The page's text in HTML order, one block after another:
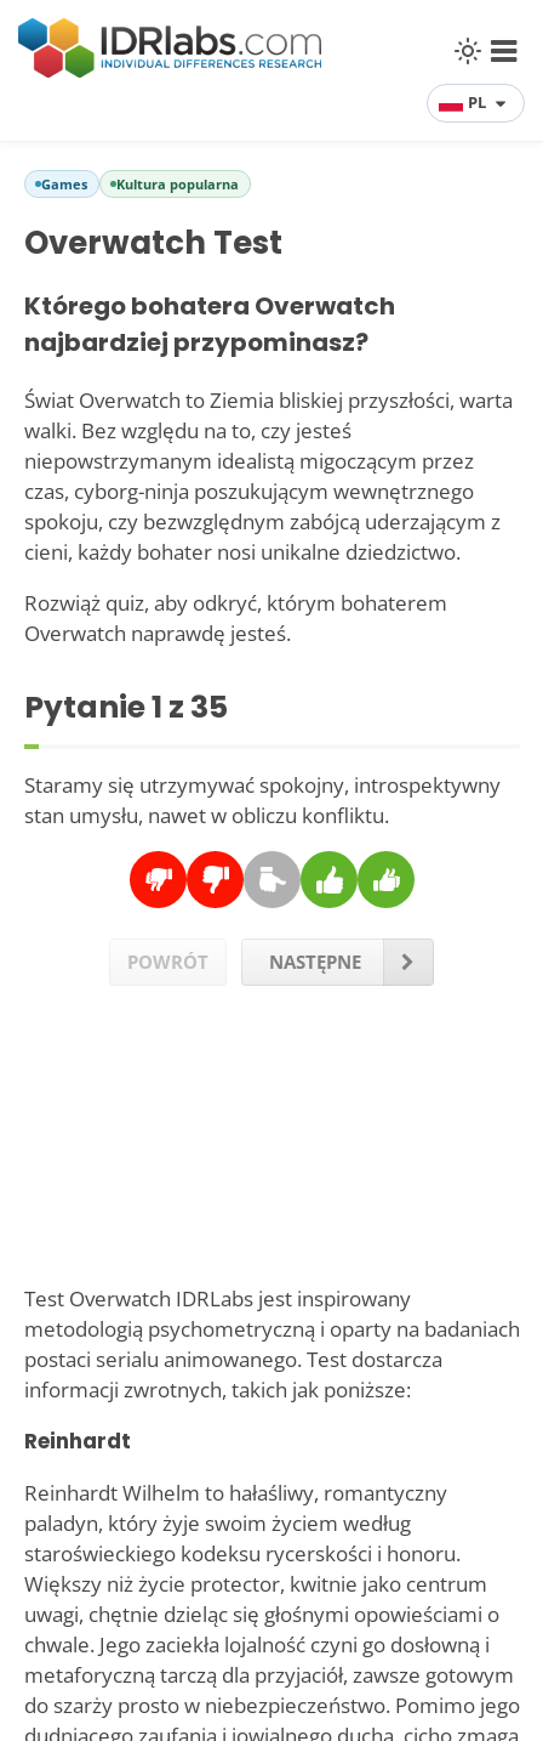
PL
Games Kultura popularna
Overwatch Test
Którego bohatera Overwatch
najbardziej przypominasz?
Świat Overwatch to Ziemia bliskiej przyszłości, warta
walki. Bez względu na to, czy jesteś
niepowstrzymanym idealistą migoczącym przez
czas, cyborg-ninja poszukującym wewnętrznego
spokoju, czy bezwzględnym zabójcą uderzającym z
cieni, każdy bohater nosi unikalne dziedzictwo.
Rozwiąż quiz, aby odkryć, którym bohaterem
Overwatch naprawdę jesteś.
Pytanie1 z 35
Staramy się utrzymywać spokojny, introspektywny
stan umysłu, nawet w obliczu konfliktu.
POWRÓT NASTĘPNE
Test Overwatch IDRLabs jest inspirowany
metodologią psychometryczną i oparty na badaniach
postaci serialu animowanego. Test dostarcza
informacji zwrotnych, takich jak poniższe:
Reinhardt
Reinhardt Wilhelm to hałaśliwy, romantyczny
paladyn, który żyje swoim życiem według
staroświeckiego kodeksu rycerskości i honoru.
Większy niż życie protector, kwitnie jako centrum
uwagi, chętnie dzieląc się głośnymi opowieściami o
chwale. Jego zaciekła lojalność czyni go dosłowną i
metaforyczną tarczą dla przyjaciół, zawsze gotowym
do szarży prosto w niebezpieczeństwo. Pomimo jego
dudniącego zaufania i jowialnego ducha, cicho zmaga